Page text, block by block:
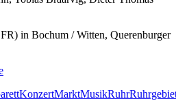
in Bochum / Witten, Querenburger
KonzertMarktMusikRuhr